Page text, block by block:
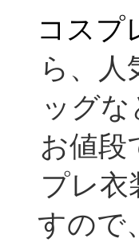
コスプ
ら、
ッグ
お値段
プレ衣
すので